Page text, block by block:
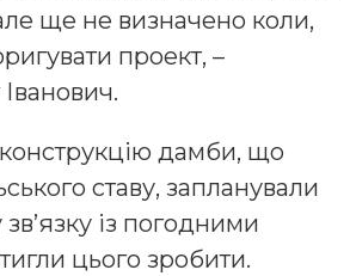
ще не визначено коли,
проект, –
дамби, що
ставу, запланували
із погодними
цього зробити.